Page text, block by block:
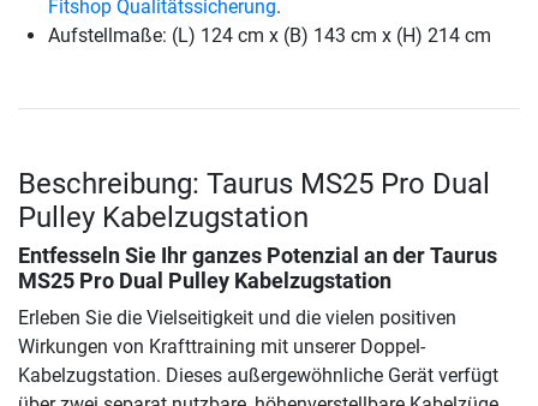
Fitshop Qualitätssicherung.
Aufstellmaße: (L) 124 cm x (B) 143 cm x (H) 214 cm
Beschreibung: Taurus MS25 Pro Dual
Pulley Kabelzugstation
Entfesseln Sie Ihr ganzes Potenzial an der Taurus
MS25 Pro Dual Pulley Kabelzugstation
Erleben Sie die Vielseitigkeit und die vielen positiven
Wirkungen von Krafttraining mit unserer Doppel-
Kabelzugstation. Dieses außergewöhnliche Gerät verfügt